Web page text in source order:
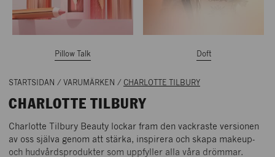
Pillow Talk Doft
STARTSIDAN / VARUMÄRKEN / CHARLOTTE TILBURY
CHARLOTTE TILBURY
Charlotte Tilbury Beauty lockar fram den vackraste versionen
av oss själva genom att stärka, inspirera och skapa makeup-
och hudvårdsprodukter som uppfyller alla våra drömmar.